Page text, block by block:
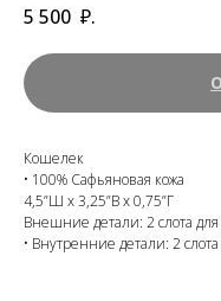
5 500 ₽.
Кошелек
• 100% Сафьяновая кожа
4,5”Ш x 3,25”В x 0,75”Г
Внешние детали: 2 слота для
• Внутренние детали: 2